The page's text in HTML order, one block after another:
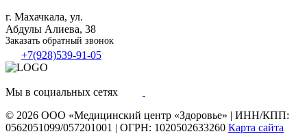
г. Махачкала, ул.
Абдулы Алиева, 38
Заказать обратный звонок
+7(928)539-91-05
Мы в социальных сетях
© 2026 ООО «Медицинский центр «Здоровье» | ИНН/КПП:
0562051099/057201001 | ОГРН: 1020502633260 Карта сайта